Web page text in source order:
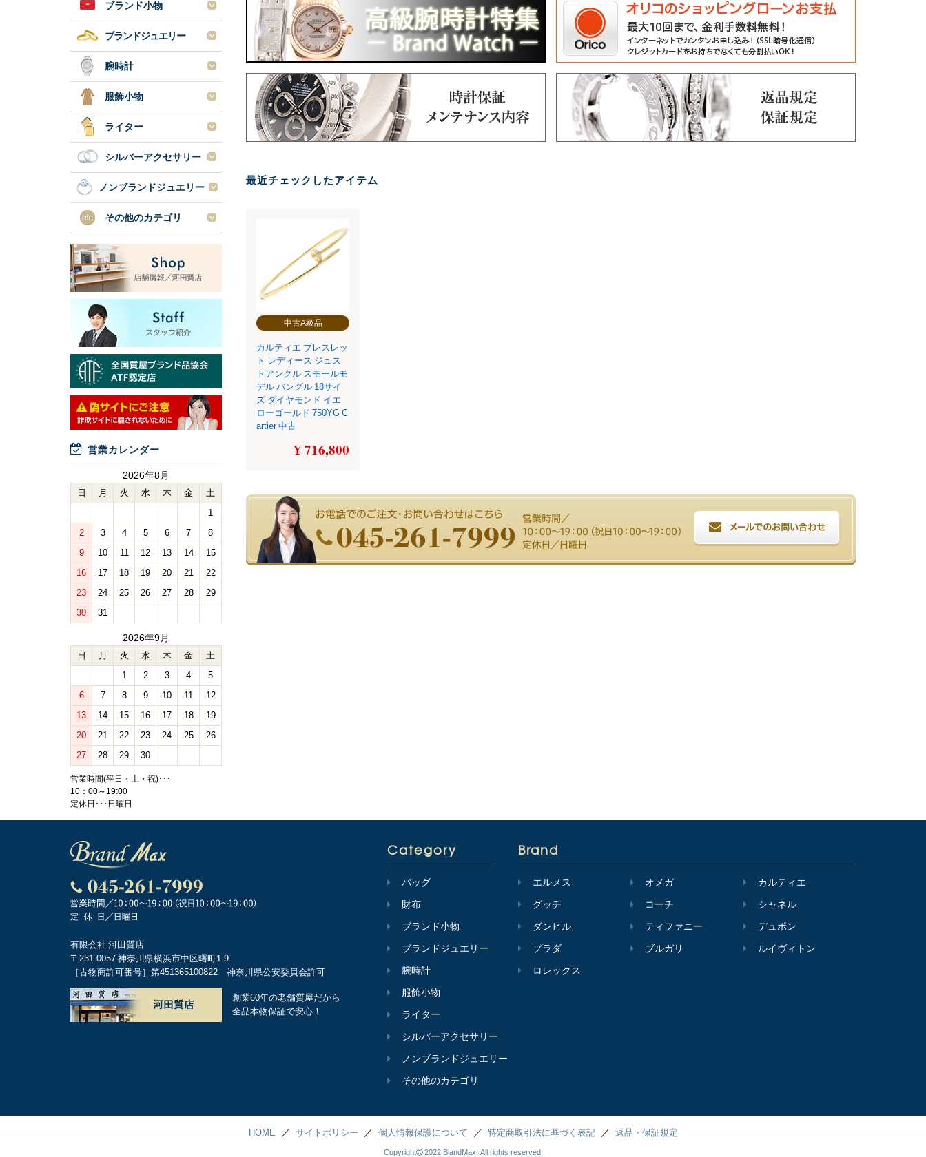
最近チェックしたアイテム
中古A級品
カルティエ ブレスレッ
ト レディース ジュス
トアンクル スモールモ
デル バングル 18サイ
ズ ダイヤモンド イエ
ローゴールド 750YG C
artier 中古
¥ 716,800
ブランド小物
ブランドジュエリー
腕時計
服飾小物
ライター
シルバーアクセサリー
ノンブランドジュエリー
その他のカテゴリ
営業カレンダー
2026年8月
日 月 火 水 木 金 土
1
2 3 4 5 6 7 8
9 10 11 12 13 14 15
16 17 18 19 20 21 22
23 24 25 26 27 28 29
30 31
2026年9月
日 月 火 水 木 金 土
1 2 3 4 5
6 7 8 9 10 11 12
13 14 15 16 17 18 19
20 21 22 23 24 25 26
27 28 29 30
営業時間(平日・土・祝)･･･
10：00～19:00
定休日･･･日曜日
Brand
エルメス オメガ カルティエ
グッチ コーチ シャネル
ダンヒル ティファニー デュポン
プラダ ブルガリ ルイヴィトン
ロレックス
Category
バッグ
財布
ブランド小物
ブランドジュエリー
腕時計
服飾小物
ライター
シルバーアクセサリー
ノンブランドジュエリー
その他のカテゴリ
有限会社 河田質店
〒231-0057 神奈川県横浜市中区曙町1-9
［古物商許可番号］第451365100822 神奈川県公安委員会許可
創業60年の老舗質屋だから
全品本物保証で安心！
HOME サイトポリシー 個人情報保護について 特定商取引法に基づく表記 返品・保証規定
Copyright 2022 BlandMax. All rights reserved.